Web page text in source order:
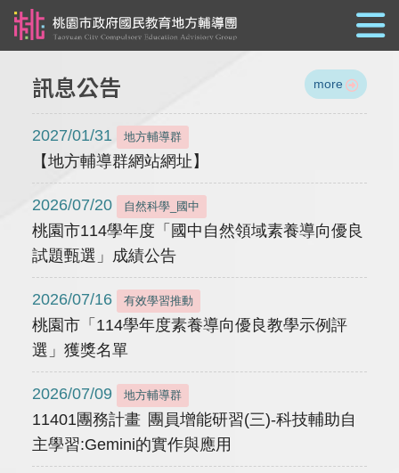
訊息公告 more
2027/01/31 地方輔導群
【地方輔導群網站網址】
2026/07/20 自然科學_國中
桃園市114學年度「國中自然領域素養導向優良
試題甄選」成績公告
2026/07/16 有效學習推動
桃園市「114學年度素養導向優良教學示例評
選」獲獎名單
2026/07/09 地方輔導群
11401團務計畫 團員增能研習(三)-科技輔助自
主學習:Gemini的實作與應用